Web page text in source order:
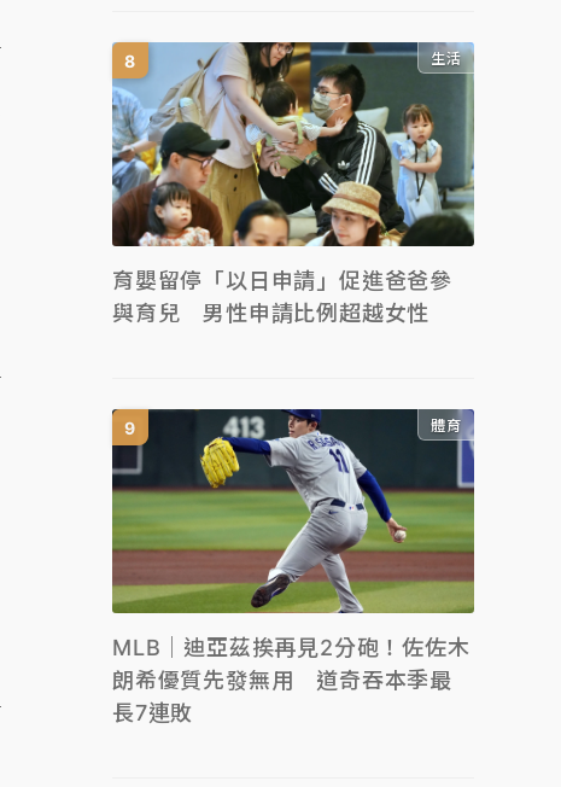
生活
育嬰留停「以日申請」促進爸爸參
與育兒 男性申請比例超越女性
體育
MLB｜迪亞茲挨再見2分砲！佐佐木
朗希優質先發無用 道奇吞本季最
長7連敗